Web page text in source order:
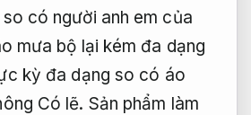
so có người anh em của
mưa bộ lại kém đa dạng
kỳ đa dạng so có áo
Có lẽ. Sản phẩm làm